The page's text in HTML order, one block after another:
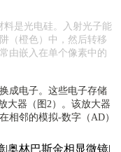
料是光电硅。入射光子能
（橙色）中，然后转移
由嵌入在单个像素中的
成电子。这些电子存储
大器（图2）。该放大器
相邻的模拟-数字（AD）